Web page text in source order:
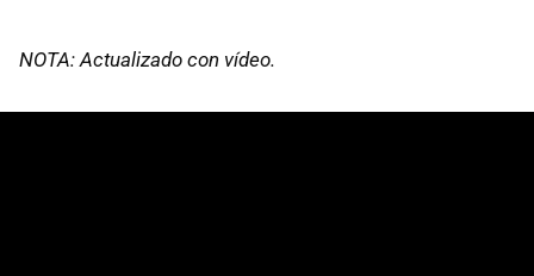
NOTA: Actualizado con vídeo.